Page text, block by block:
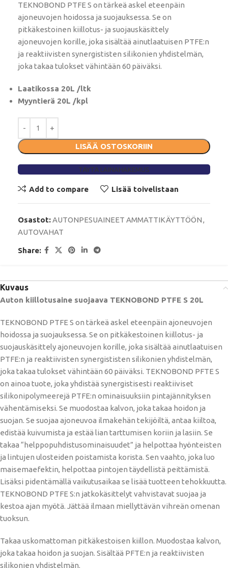
TEKNOBOND PTFE S on tärkeä askel eteenpäin
ajoneuvojen hoidossa ja suojauksessa. Se on
pitkäkestoinen kiillotus- ja suojauskäsittely
ajoneuvojen korille, joka sisältää ainutlaatuisen PTFE:n
ja reaktiivisten synergististen silikonien yhdistelmän,
joka takaa tulokset vähintään 60 päiväksi.
Laatikossa 20L /ltk
Myyntierä 20L /kpl
LISÄÄ OSTOSKORIIN
TÄYTÄ LAINAHAKEMUS
Add to compare Lisää toivelistaan
Osastot:AUTONPESUAINEET AMMATTIKÄYTTÖÖN,
AUTOVAHAT
Share:
Kuvaus
Auton kiillotusaine suojaava TEKNOBOND PTFE S 20L
TEKNOBOND PTFE S on tärkeä askel eteenpäin ajoneuvojen
hoidossa ja suojauksessa. Se on pitkäkestoinen kiillotus- ja
suojauskäsittely ajoneuvojen korille, joka sisältää ainutlaatuisen
PTFE:n ja reaktiivisten synergististen silikonien yhdistelmän,
joka takaa tulokset vähintään 60 päiväksi. TEKNOBOND PFTE S
on ainoa tuote, joka yhdistää synergistisesti reaktiiviset
silikonipolymeerejä PTFE:n ominaisuuksiin pintajännityksen
vähentämiseksi. Se muodostaa kalvon, joka takaa hoidon ja
suojan. Se suojaa ajoneuvoa ilmakehän tekijöiltä, ​​antaa kiiltoa,
edistää kuivumista ja estää lian tarttumisen koriin ja lasiin. Se
takaa “helppopuhdistusominaisuudet” ja helpottaa hyönteisten
ja lintujen ulosteiden poistamista korista. Sen vaahto, joka luo
maisemaefektin, helpottaa pintojen täydellistä peittämistä.
Lisäksi pidentämällä vaikutusaikaa se lisää tuotteen tehokkuutta.
TEKNOBOND PTFE S:n jatkokäsittelyt vahvistavat suojaa ja
kestoa ajan myötä. Jättää ilmaan miellyttävän vihreän omenan
tuoksun.
Takaa uskomattoman pitkäkestoisen kiillon. Muodostaa kalvon,
joka takaa hoidon ja suojan. Sisältää PFTE:n ja reaktiivisten
silikonien yhdistelmän.